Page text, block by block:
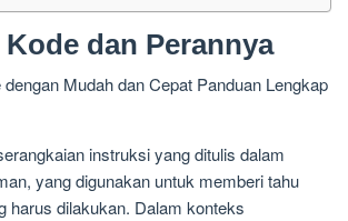
dan Perannya
instruksi yang ditulis dalam
yang digunakan untuk memberi tahu
harus dilakukan. Dalam konteks